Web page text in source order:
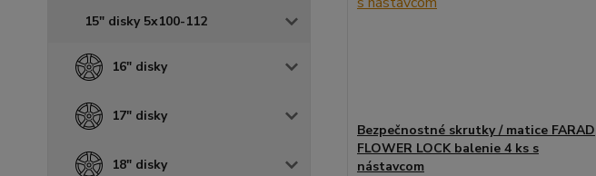
15" disky 5x100-112
16" disky
17" disky
18" disky
Bezpečnostné skrutky / matice FARAD
FLOWER LOCK balenie 4 ks s
nástavcom